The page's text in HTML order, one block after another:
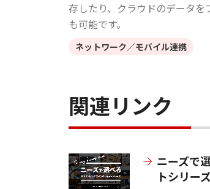
存したり、クラウドのデータを
も可能です。
ネットワーク／モバイル連携
関連リンク
ニーズで
トシリー